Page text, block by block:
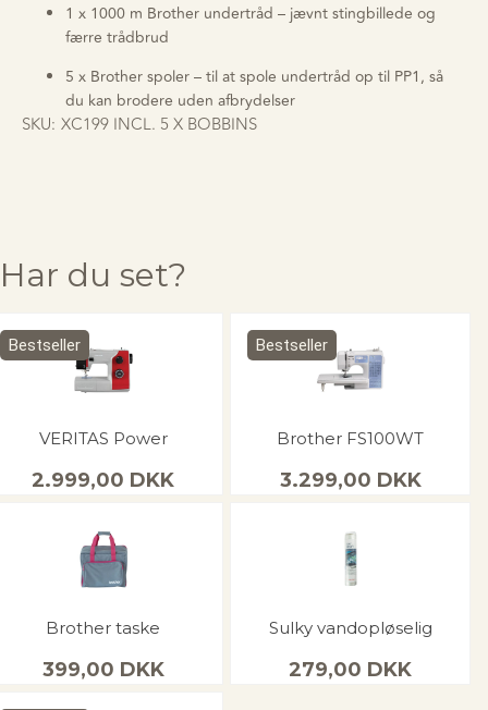
1 x 1000 m Brother undertråd – jævnt stingbillede og
færre trådbrud
5 x Brother spoler – til at spole undertråd op til PP1, så
du kan brodere uden afbrydelser
SKU: XC199 INCL. 5 X BOBBINS
Har du set?
Bestseller
VERITAS Power
2.999,00 DKK
Bestseller
Brother FS100WT
3.299,00 DKK
Brother taske
399,00 DKK
Sulky vandopløselig
279,00 DKK